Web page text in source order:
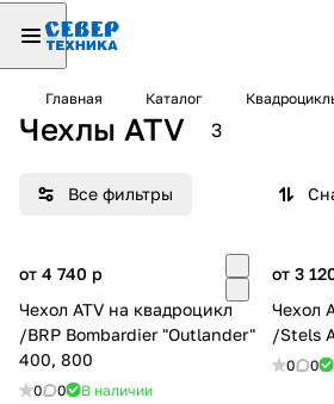
Главная Каталог
Чехлы ATV 3
Все фильтры
от 4 740 p
Чехол ATV на квадроцикл
/BRP Bombardier "Outlander"
400, 800
0 0 В наличии
от 3
Чехол
/Stels
0 0